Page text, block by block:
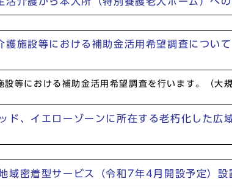
護施設等における補助金活用希望調査につい
等における補助金活用希望調査を行います。（大
ド、イエローゾーンに所在する老朽化した
域密着型サービス（令和7年4月開設予定）設